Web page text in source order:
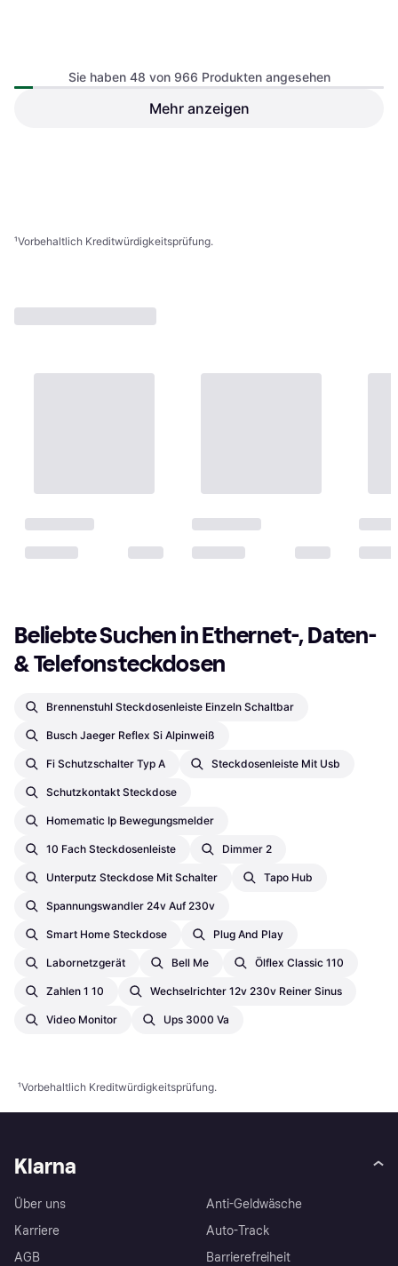
Sie haben 48 von 966 Produkten angesehen
Mehr anzeigen
¹Vorbehaltlich Kreditwürdigkeitsprüfung.
Beliebte Suchen in Ethernet-, Daten-
& Telefonsteckdosen
Brennenstuhl Steckdosenleiste Einzeln Schaltbar
Busch Jaeger Reflex Si Alpinweiß
Fi Schutzschalter Typ A Steckdosenleiste Mit Usb
Schutzkontakt Steckdose
Homematic Ip Bewegungsmelder
10 Fach Steckdosenleiste Dimmer 2
Unterputz Steckdose Mit Schalter Tapo Hub
Spannungswandler 24v Auf 230v
Smart Home Steckdose Plug And Play
Labornetzgerät Bell Me Ölflex Classic 110
Zahlen 1 10 Wechselrichter 12v 230v Reiner Sinus
Video Monitor Ups 3000 Va
¹Vorbehaltlich Kreditwürdigkeitsprüfung.
Klarna
Über uns
Karriere
AGB
Anti-Geldwäsche
Auto-Track
Barrierefreiheit